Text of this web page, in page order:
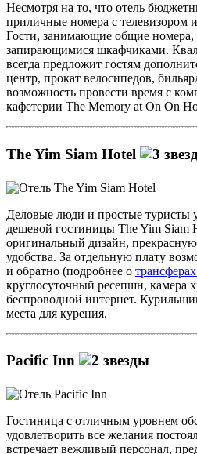
Несмотря на то, что отель
приличные номера с телевизором
Гости, занимающие общие номера,
запирающимися шкафчиками.
всегда предложит гостям
центр, прокат велосипедов,
возможность провести время с
кафетерии The Memory at On On
The Yim Siam Hotel
Деловые люди и простые туристы
дешевой гостиницы The Yim
оригинальный дизайн,
удобства. За отдельную плату
и обратно (подробнее о
круглосуточный ресепшн, камера
беспроводной интернет.
места для курения.
Pacific Inn
Гостиница с отличным уровнем
удовлетворить все желания
встречает вежливый персонал,